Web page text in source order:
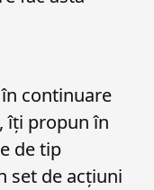
continuare
îți propun în
de tip
set de acțiuni